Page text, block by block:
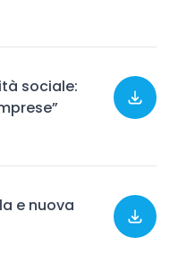
sociale:
e nuova